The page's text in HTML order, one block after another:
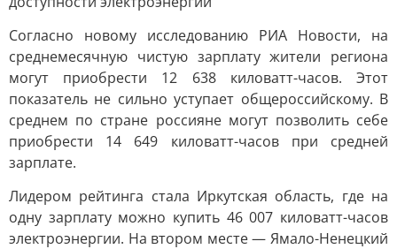
Согласно новому исследованию РИА Новости, на
среднемесячную чистую зарплату жители региона
могут приобрести 12 638 киловатт-часов. Этот
показатель не сильно уступает общероссийскому. В
среднем по стране россияне могут позволить себе
приобрести 14 649 киловатт-часов при средней
зарплате.
Лидером рейтинга стала Иркутская область, где на
одну зарплату можно купить 46 007 киловатт-часов
электроэнергии. На втором месте — Ямало-Ненецкий